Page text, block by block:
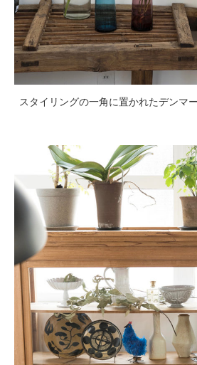
スタイリングの一角に置かれたデンマ